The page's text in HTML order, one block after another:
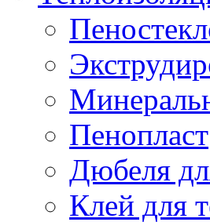
Пенопласт
Дюбеля
Клей для